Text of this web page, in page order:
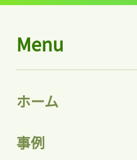
Menu
ホーム
事例